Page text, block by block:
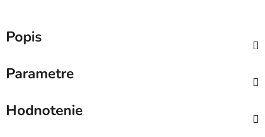
Popis
Parametre
Hodnotenie